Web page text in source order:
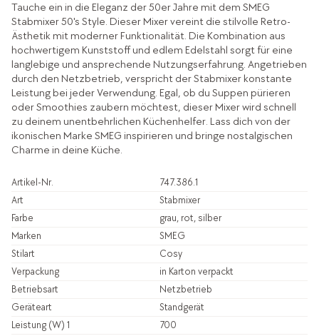
Tauche ein in die Eleganz der 50er Jahre mit dem SMEG
Stabmixer 50's Style. Dieser Mixer vereint die stilvolle Retro-
Ästhetik mit moderner Funktionalität. Die Kombination aus
hochwertigem Kunststoff und edlem Edelstahl sorgt für eine
langlebige und ansprechende Nutzungserfahrung. Angetrieben
durch den Netzbetrieb, verspricht der Stabmixer konstante
Leistung bei jeder Verwendung. Egal, ob du Suppen pürieren
oder Smoothies zaubern möchtest, dieser Mixer wird schnell
zu deinem unentbehrlichen Küchenhelfer. Lass dich von der
ikonischen Marke SMEG inspirieren und bringe nostalgischen
Charme in deine Küche.
Artikel-Nr.
747.386.1
Art
Stabmixer
Farbe
grau, rot, silber
Marken
SMEG
Stilart
Cosy
Verpackung
in Karton verpackt
Betriebsart
Netzbetrieb
Geräteart
Standgerät
Leistung (W) 1
700